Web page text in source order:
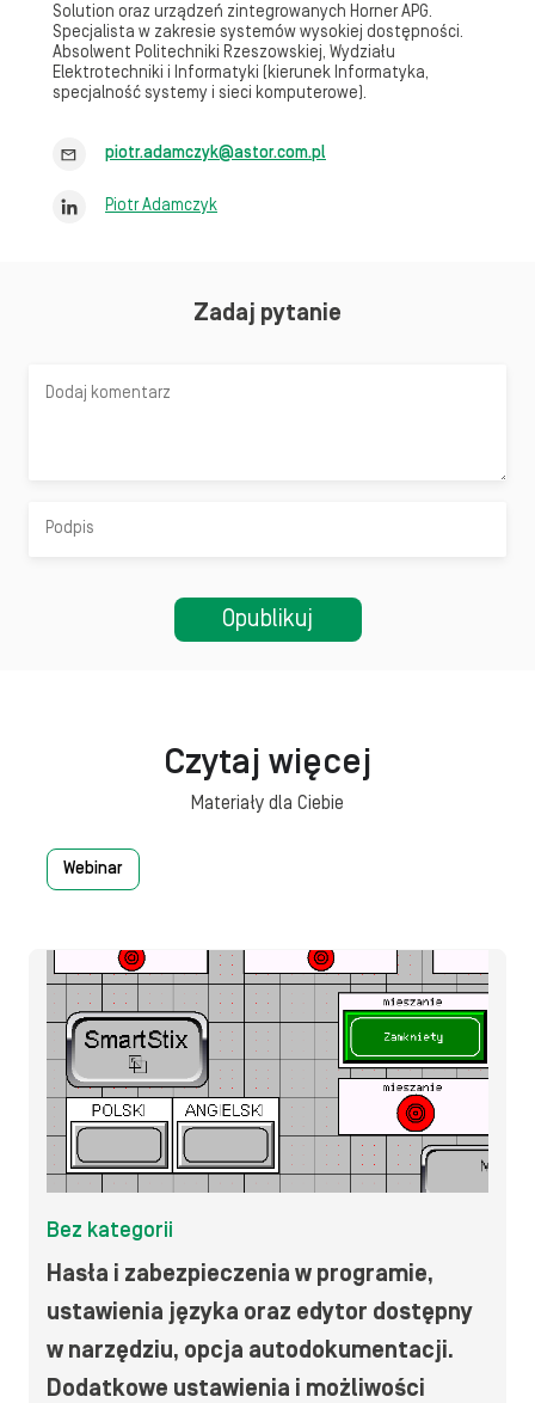
Solution oraz urządzeń zintegrowanych Horner APG.
Specjalista w zakresie systemów wysokiej dostępności.
Absolwent Politechniki Rzeszowskiej, Wydziału
Elektrotechniki i Informatyki (kierunek Informatyka,
specjalność systemy i sieci komputerowe).
piotr.adamczyk@astor.com.pl
Piotr Adamczyk
Zadaj pytanie
Czytaj więcej
Materiały dla Ciebie
Webinar
Bez kategorii
Hasła i zabezpieczenia w programie,
ustawienia języka oraz edytor dostępny
w narzędziu, opcja autodokumentacji.
Dodatkowe ustawienia i możliwości